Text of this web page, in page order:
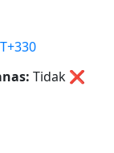
Tidak ❌